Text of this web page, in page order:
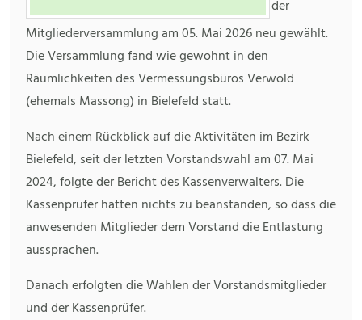
der
Mitgliederversammlung am 05. Mai 2026 neu gewählt.
Die Versammlung fand wie gewohnt in den
Räumlichkeiten des Vermessungsbüros Verwold
(ehemals Massong) in Bielefeld statt.
Nach einem Rückblick auf die Aktivitäten im Bezirk
Bielefeld, seit der letzten Vorstandswahl am 07. Mai
2024, folgte der Bericht des Kassenverwalters. Die
Kassenprüfer hatten nichts zu beanstanden, so dass die
anwesenden Mitglieder dem Vorstand die Entlastung
aussprachen.
Danach erfolgten die Wahlen der Vorstandsmitglieder
und der Kassenprüfer.